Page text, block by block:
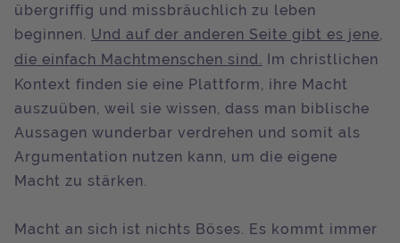
übergriffig und missbräuchlich zu leben
beginnen. Und auf der anderen Seite gibt es jene,
die einfach Machtmenschen sind. Im christlichen
Kontext finden sie eine Plattform, ihre Macht
auszuüben, weil sie wissen, dass man biblische
Aussagen wunderbar verdrehen und somit als
Argumentation nutzen kann, um die eigene
Macht zu stärken.
Macht an sich ist nichts Böses. Es kommt immer